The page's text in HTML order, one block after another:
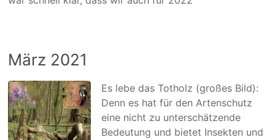
März 2021
Es lebe das Totholz (großes Bild):
Denn es hat für den Artenschutz
eine nicht zu unterschätzende
Bedeutung und bietet Insekten und